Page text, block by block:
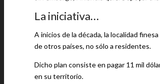
La iniciativa…
A inicios de la década, la localidad
de otros países, no sólo a residentes.
Dicho plan consiste en pagar 11 mil
en su territorio.